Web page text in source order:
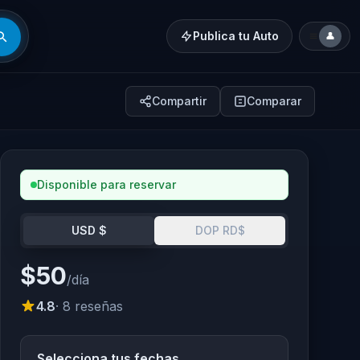
Publica tu Auto 👤
Compartir Comparar
Disponible para reservar
USD $ DOP RD$
$50/día
4.8· 8 reseñas